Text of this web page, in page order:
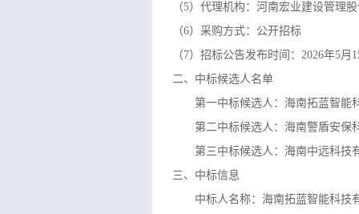
（5）代理机构：河南宏业建设管理
（6）采购方式：公开招标
（7）招标公告发布时间：2026年5月
二、中标候选人名单
第一中标候选人：海南拓蓝智能
第二中标候选人：海南警盾安保
第三中标候选人：海南中远科技
三、中标信息
中标人名称： 海南拓蓝智能科技